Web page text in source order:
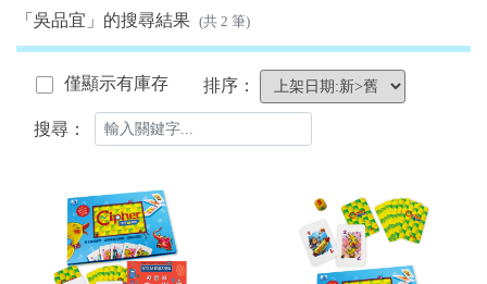
「吳品宜」的搜尋結果 (共 2 筆)
僅顯示有庫存 排序：
搜尋：